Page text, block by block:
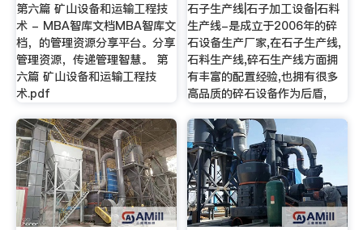
第六篇 矿山设备和运输工程技
术 - MBA智库文档MBA智库文
档，的管理资源分享平台。分享
管理资源，传递管理智慧。 第
六篇 矿山设备和运输工程技
术.pdf
石子生产线|石子加工设备|石料
生产线-是成立于2006年的碎
石设备生产厂家,在石子生产线,
石料生产线,碎石生产线方面拥
有丰富的配置经验,也拥有很多
高品质的碎石设备作为后盾,